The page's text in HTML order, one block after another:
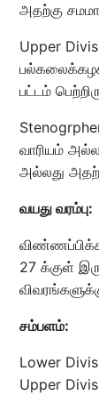
அதற்கு
Upper
பட்டம்
வாரியம்
அல்லது
வயது வரம்பு:
27 க்குள்
சம்பளம்:
Lower
Upper